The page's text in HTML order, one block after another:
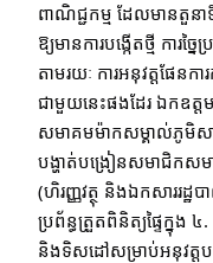
ពាណិជ្ជកម្ម ដែលមានតួនា
ឱ្យមានការបង្កើតថ្មី ការច្ន
តាមរយៈ ការអនុវត្តផែនក
ជាមួយនេះផងដែរ ឯកឧត្ត
សមាគមម៉ាកសម្គាល់ភូមិសា
បង្ហាត់បង្រៀនសមាជិកស
(ហិរញ្ញវត្ថុ និងឯកសាររដ្
ប្រព័ន្ធត្រួតពិនិត្យផ្ទៃក្នុង ៤.
និងទិសដៅសម្រាប់អនុវត្ត